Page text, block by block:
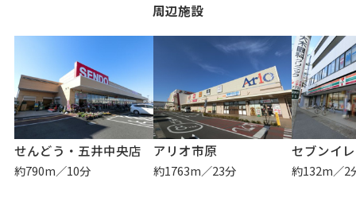
周辺施設
せんどう・五井中央店
約790m／10分
アリオ市原
約1763m／23分 約132m／2